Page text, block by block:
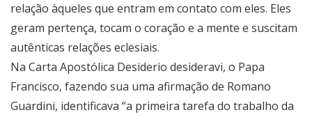
relação àqueles que entram em contato com eles. Eles
geram pertença, tocam o coração e a mente e suscitam
autênticas relações eclesiais.
Na Carta Apostólica Desiderio desideravi, o Papa
Francisco, fazendo sua uma afirmação de Romano
Guardini, identificava “a primeira tarefa do trabalho da